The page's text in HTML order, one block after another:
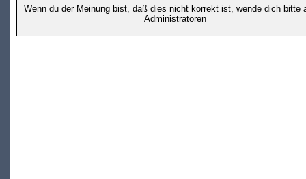
Wenn du der Meinung bist, daß dies nicht korrekt ist, wende dich bitte
Administratoren